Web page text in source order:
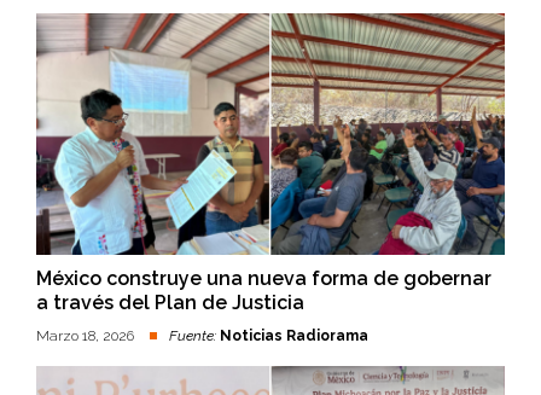
México construye una nueva forma de gobernar
a través del Plan de Justicia
Marzo 18, 2026 Fuente: Noticias Radiorama